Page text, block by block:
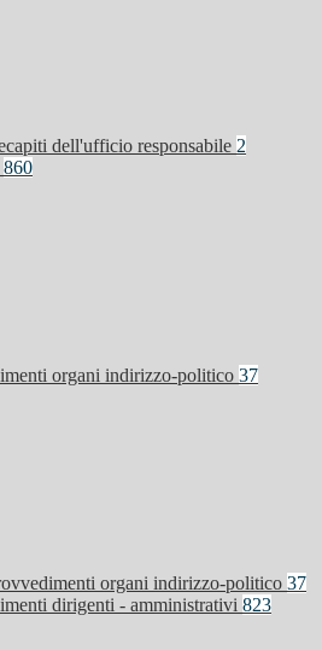
dell'ufficio responsabile 2
860
organi indirizzo-politico 37
organi indirizzo-politico 37
dirigenti - amministrativi 823